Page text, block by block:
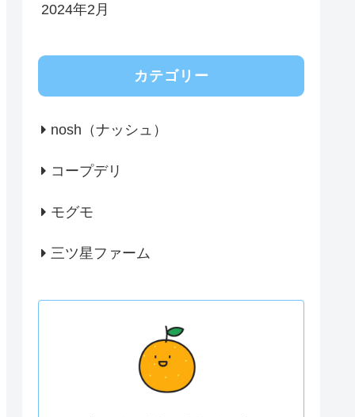
2024年2月
カテゴリー
nosh（ナッシュ）
コープデリ
モグモ
三ツ星ファーム